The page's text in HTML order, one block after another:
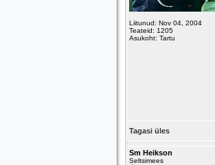
Liitunud: Nov 04, 2004
Teateid: 1205
Asukoht: Tartu
Tagasi üles
Sm Heikson
Seltsimees